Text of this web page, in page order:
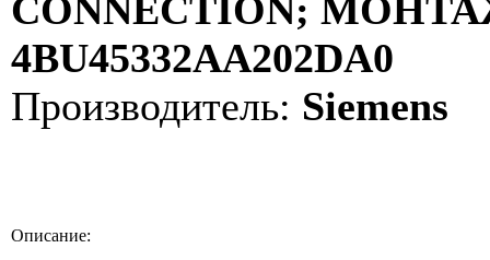
CONNECTION;
4BU45332AA202DA0
Производитель: Siemens
Описание: